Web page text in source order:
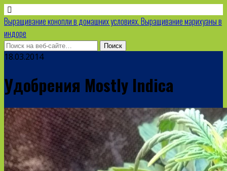
Выращивание конопли в домашних условиях. Выращивание марихуаны в
индоре
18.03.2014
Удобрения Mostly Indica